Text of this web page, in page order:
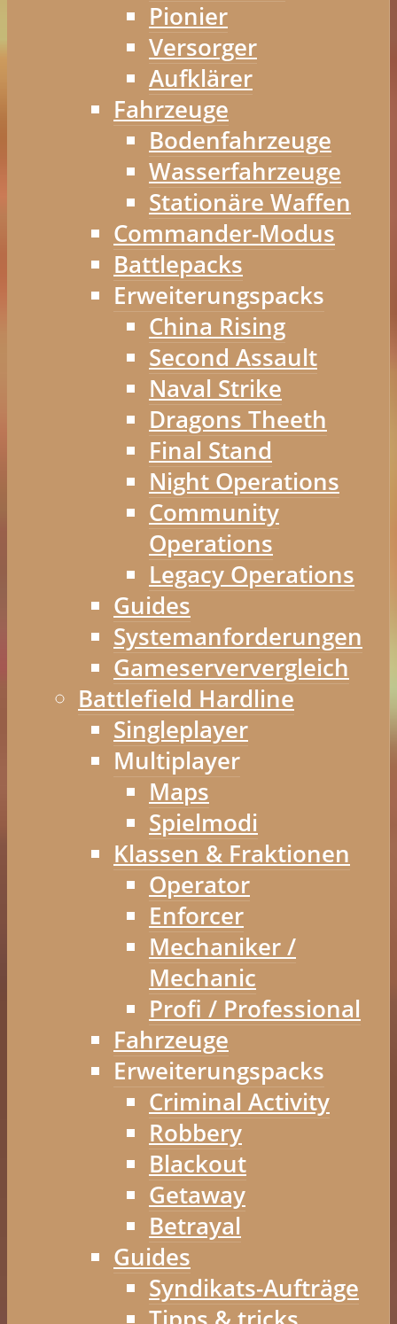
Pionier
Versorger
Aufklärer
Fahrzeuge
Bodenfahrzeuge
Wasserfahrzeuge
Stationäre Waffen
Commander-Modus
Battlepacks
Erweiterungspacks
China Rising
Second Assault
Naval Strike
Dragons Theeth
Final Stand
Night Operations
Community
Operations
Legacy Operations
Guides
Systemanforderungen
Gameserververgleich
Battlefield Hardline
Singleplayer
Multiplayer
Maps
Spielmodi
Klassen & Fraktionen
Operator
Enforcer
Mechaniker /
Mechanic
Profi / Professional
Fahrzeuge
Erweiterungspacks
Criminal Activity
Robbery
Blackout
Getaway
Betrayal
Guides
Syndikats-Aufträge